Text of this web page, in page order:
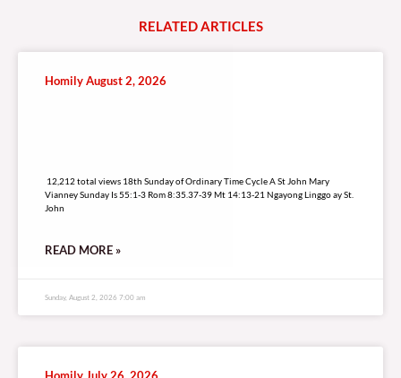
RELATEDARTICLES
Homily August 2, 2026
12,212 total views 18th Sunday of Ordinary Time Cycle A St John Mary
Vianney Sunday Is 55:1-3 Rom 8:35.37-39 Mt 14:13-21 Ngayong Linggo ay St.
John
READ MORE »
Sunday, August 2, 2026 7:00 am
Homily July 26, 2026